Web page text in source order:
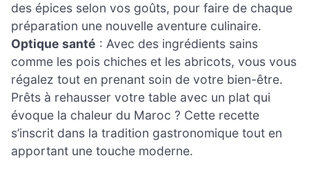
des épices selon vos goûts, pour faire de chaque
préparation une nouvelle aventure culinaire.
Optique santé : Avec des ingrédients sains
comme les pois chiches et les abricots, vous vous
régalez tout en prenant soin de votre bien-être.
Prêts à rehausser votre table avec un plat qui
évoque la chaleur du Maroc ? Cette recette
s’inscrit dans la tradition gastronomique tout en
apportant une touche moderne.